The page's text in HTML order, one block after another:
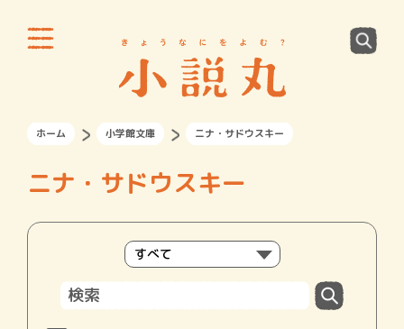
ホーム 小学館文庫 ニナ・サドウスキー
ニナ・サドウスキー